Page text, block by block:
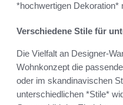
*hochwertigen Dekoration*
Verschiedene Stile für
Die Vielfalt an Designer-
Wohnkonzept die
oder im skandinavischen
unterschiedlichen *Stile*